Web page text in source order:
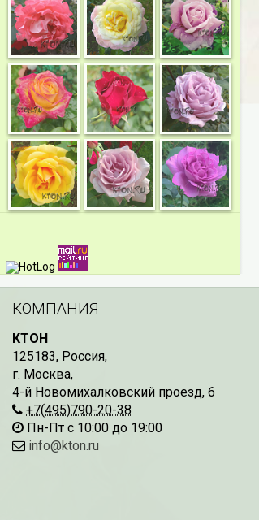
КОМПАНИЯ
КТОН
125183, Россия,
г. Москва,
4-й Новомихалковский проезд, 6
+7(495)790-20-38
Пн-Пт с 10:00 до 19:00
info@kton.ru